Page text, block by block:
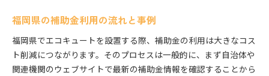
福岡県の補助金利用の流れと事例
福岡県でエコキュートを設置する際、補助金の利用は大きなコス
ト削減につながります。そのプロセスは一般的に、まず自治体や
関連機関のウェブサイトで最新の補助金情報を確認することから